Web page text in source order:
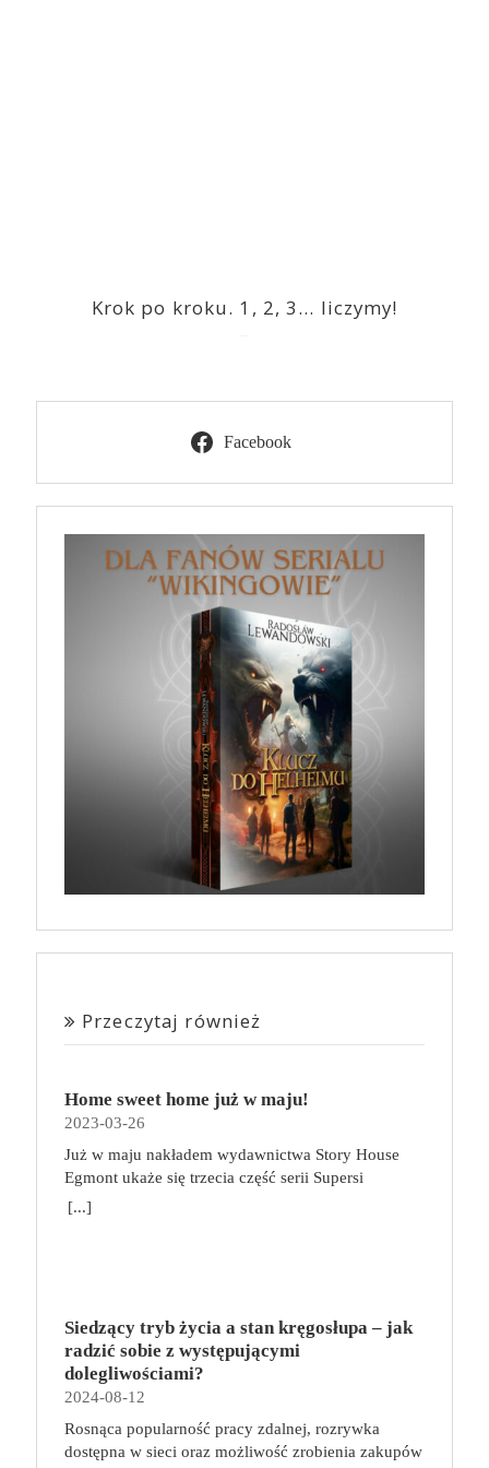
Krok po kroku. 1, 2, 3… liczymy!
Facebook
Przeczytaj również
Home sweet home już w maju!
2023-03-26
Już w maju nakładem wydawnictwa Story House
Egmont ukaże się trzecia część serii Supersi
scenarzysty Frederic Maupome. Ten tom nosi tytuł
przed odkryciem, kim są. W tej serii autorzy
podejmują takie tematy, jak poszukiwanie
tożsamości, rodziny, samotności i odmienności pod
przykrywką opowieści o superbohaterach. W
trzecim tomie rodzeństwo znalazło się w policyjnym
potrzasku. Dzieci są ścigane, dlatego będą musiały
[...]
Siedzący tryb życia a stan kręgosłupa – jak
radzić sobie z występującymi
dolegliwościami?
2024-08-12
Rosnąca popularność pracy zdalnej, rozrywka
dostępna w sieci oraz możliwość zrobienia zakupów